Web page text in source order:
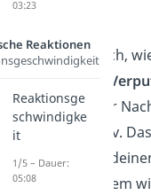
ein Geräusch,
lauterKnall, ist der
Wasserstoff positiv.
Wasserstoff ist in
enthalten. Außerdem
03:23
Reaktionen
Reaktionsge
schwindigke
it
1/5 – Dauer:
05:08